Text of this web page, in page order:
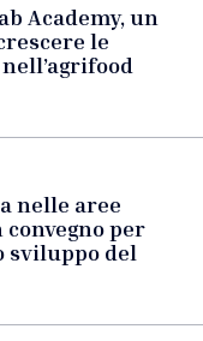
Academy, un
le
nelle aree
per
sviluppo del